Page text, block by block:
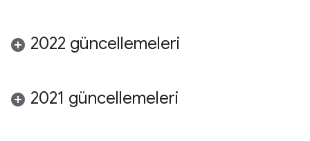
2022 güncellemeleri
2021 güncellemeleri